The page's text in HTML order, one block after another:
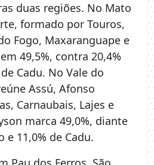
duas regiões. No Mato
formado por Touros,
Fogo, Maxaranguape e
49,5%, contra 20,4%
Cadu. No Vale do
Assú, Afonso
Carnaubais, Lajes e
marca 49,0%, diante
e 11,0% de Cadu.